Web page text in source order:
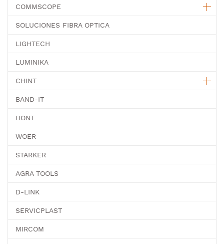
COMMSCOPE
SOLUCIONES FIBRA OPTICA
LIGHTECH
LUMINIKA
CHINT
BAND-IT
HONT
WOER
STARKER
AGRA TOOLS
D-LINK
SERVICPLAST
MIRCOM